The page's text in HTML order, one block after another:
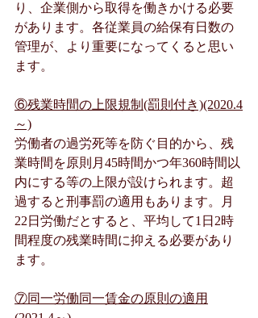
り、企業側から取得を働きかける必要
があります。各従業員の給保有日数の
管理が、より重要になってくると思い
ます。
⑥残業時間の上限規制(罰則付き)(2020.4
～)
労働者の過労死等を防ぐ目的から、残
業時間を原則月45時間かつ年360時間以
内にする等の上限が設けられます。超
過すると刑事罰の適用もあります。月
22日労働だとすると、平均して1日2時
間程度の残業時間に抑える必要があり
ます。
⑦同一労働同一賃金の原則の適用